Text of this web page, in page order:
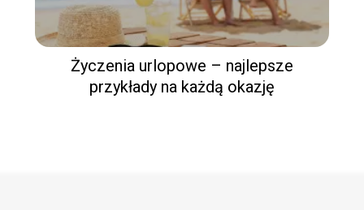
Życzenia urlopowe – najlepsze
przykłady na każdą okazję